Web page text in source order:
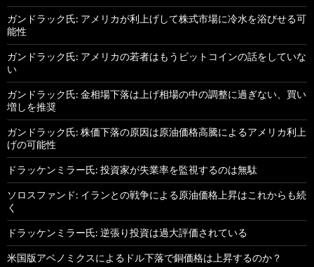
ガンドラック氏: アメリカが利上げして株式市場に冷水を浴びせる可
能性
ガンドラック氏: アメリカの若者はもうビットコインの話をしていな
い
ガンドラック氏: 金相場下落は上げ相場の中の調整に過ぎない、買い
増しを推奨
ガンドラック氏: 株価下落の原因は原油価格高騰によるアメリカ利上
げの可能性
ドラッケンミラー氏: 投資家が失業率を監視するのは無駄
ソロスファンド: イランとの戦争による原油価格上昇はこれからも続
く
ドラッケンミラー氏: 逆張り投資は過大評価されている
米国版アベノミクスによるドル下落で銅価格は上昇するのか？